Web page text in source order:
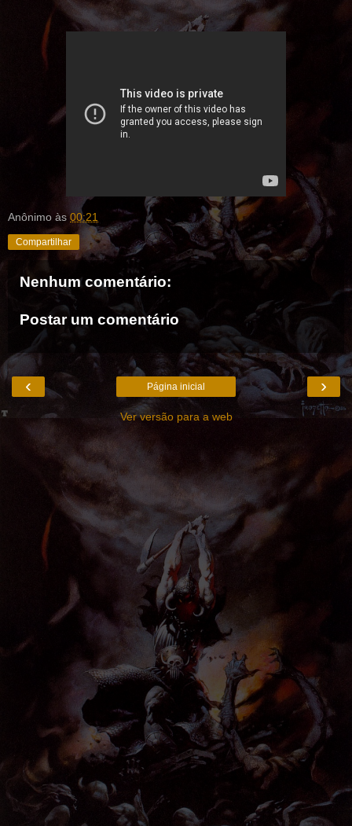
Anônimo às 00:21
Compartilhar
Nenhum comentário:
Postar um comentário
‹ ›
Página inicial
Ver versão para a web